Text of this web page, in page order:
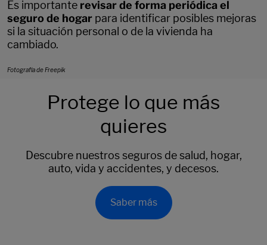
Es importante revisar de forma periódica el
seguro de hogar para identificar posibles mejoras
si la situación personal o de la vivienda ha
cambiado.
Fotografía de Freepik
Protege lo que más
quieres
Descubre nuestros seguros de salud, hogar,
auto, vida y accidentes, y decesos.
Saber más